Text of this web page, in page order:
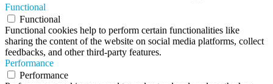
Functional
Functional
Functional cookies help to perform certain functionalities like
sharing the content of the website on social media platforms, collect
feedbacks, and other third-party features.
Performance
Performance